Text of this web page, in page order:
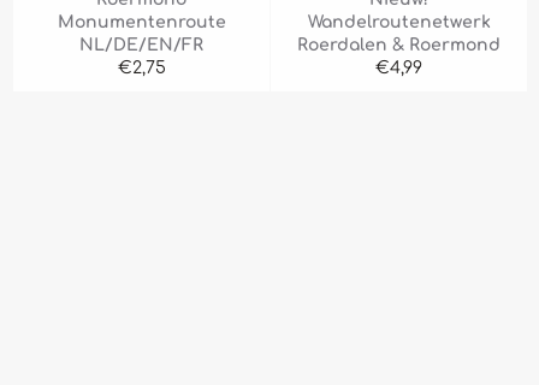
Monumentenroute
NL/DE/EN/FR
Normale
€2,75
Wandelroutenetwerk
Roerdalen & Roermond
Normale
€4,99